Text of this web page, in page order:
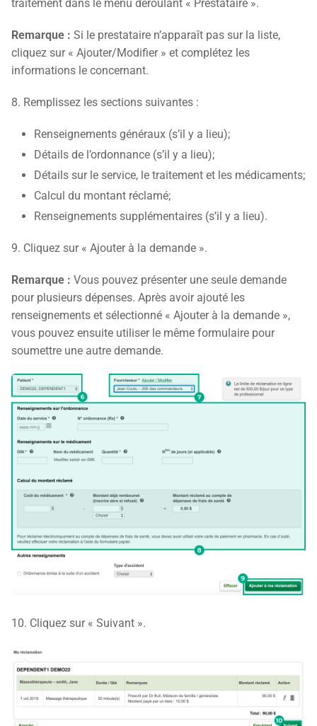
traitement dans le menu déroulant « Prestataire ».
Remarque : Si le prestataire n’apparaît pas sur la liste,
cliquez sur « Ajouter/Modifier » et complétez les
informations le concernant.
8. Remplissez les sections suivantes :
Renseignements généraux (s’il y a lieu);
Détails de l’ordonnance (s’il y a lieu);
Détails sur le service, le traitement et les médicaments;
Calcul du montant réclamé;
Renseignements supplémentaires (s’il y a lieu).
9. Cliquez sur « Ajouter à la demande ».
Remarque : Vous pouvez présenter une seule demande
pour plusieurs dépenses. Après avoir ajouté les
renseignements et sélectionné « Ajouter à la demande »,
vous pouvez ensuite utiliser le même formulaire pour
soumettre une autre demande.
10. Cliquez sur « Suivant ».